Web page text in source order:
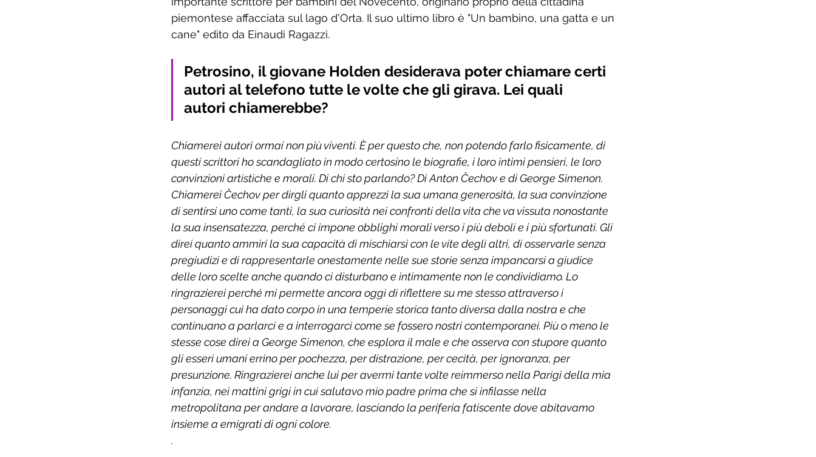
piemontese affacciata sul lago d'Orta. Il suo ultimo libro è "Un bambino, una gatta e un
cane" edito da Einaudi Ragazzi.
Petrosino, il giovane Holden desiderava poter chiamare certi
autori al telefono tutte le volte che gli girava. Lei quali
autori chiamerebbe?
Chiamerei autori ormai non più viventi. È per questo che, non potendo farlo fisicamente, di
questi scrittori ho scandagliato in modo certosino le biografie, i loro intimi pensieri, le loro
convinzioni artistiche e morali. Di chi sto parlando? Di Anton Čechov e di George Simenon.
Chiamerei Čechov per dirgli quanto apprezzi la sua umana generosità, la sua convinzione
di sentirsi uno come tanti, la sua curiosità nei confronti della vita che va vissuta nonostante
la sua insensatezza, perché ci impone obblighi morali verso i più deboli e i più sfortunati. Gli
direi quanto ammiri la sua capacità di mischiarsi con le vite degli altri, di osservarle senza
pregiudizi e di rappresentarle onestamente nelle sue storie senza impancarsi a giudice
delle loro scelte anche quando ci disturbano e intimamente non le condividiamo. Lo
ringrazierei perché mi permette ancora oggi di riflettere su me stesso attraverso i
personaggi cui ha dato corpo in una temperie storica tanto diversa dalla nostra e che
continuano a parlarci e a interrogarci come se fossero nostri contemporanei. Più o meno le
stesse cose direi a George Simenon, che esplora il male e che osserva con stupore quanto
gli esseri umani errino per pochezza, per distrazione, per cecità, per ignoranza, per
presunzione. Ringrazierei anche lui per avermi tante volte reimmerso nella Parigi della mia
infanzia, nei mattini grigi in cui salutavo mio padre prima che si infilasse nella
metropolitana per andare a lavorare, lasciando la periferia fatiscente dove abitavamo
insieme a emigrati di ogni colore.
.